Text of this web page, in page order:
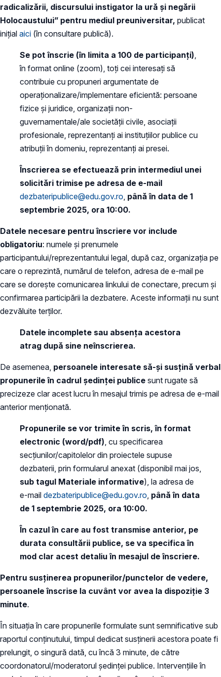
radicalizării, discursului instigator la ură și negării
Holocaustului” pentru mediul preuniversitar, publicat
inițial aici (în consultare publică).
Se pot înscrie (în limita a 100 de participanți)
în format online (zoom), toți cei interesați să
contribuie cu propuneri argumentate de
operaționalizare/implementare eficientă: persoane
fizice și juridice, organizații non-
guvernamentale/ale societății civile, asociații
profesionale, reprezentanți ai instituțiilor publice cu
atribuții în domeniu, reprezentanți ai presei.
Înscrierea se efectuează prin intermediul unei
solicitări trimise pe adresa de e-mail
dezbateripublice@edu.gov.ro până în data de 1
septembrie 2025, ora 10:00.
Datele necesare pentru înscriere vor include
obligatoriu: numele și prenumele
participantului/reprezentantului legal, după caz, organizația pe
care o reprezintă, numărul de telefon, adresa de e-mail pe
care se dorește comunicarea linkului de conectare, precum și
confirmarea participării la dezbatere. Aceste informații nu sunt
dezvăluite terților.
Datele incomplete sau absența acestora
atrag după sine neînscrierea.
De asemenea, persoanele interesate să-și susțină verbal
propunerile în cadrul ședinței publice sunt rugate să
precizeze clar acest lucru în mesajul trimis pe adresa de e-mail
anterior menționată.
Propunerile se vor trimite în scris, în format
electronic (word/pdf) , cu specificarea
secțiunilor/capitolelor din proiectele supuse
dezbaterii, prin formularul anexat (disponibil mai jos,
sub tagul Materiale informative), la adresa de
e-mail dezbateripublice@edu.gov.ro până în data
de 1 septembrie 2025, ora 10:00.
În cazul în care au fost transmise anterior, pe
durata consultării publice, se va specifica în
mod clar acest detaliu în mesajul de înscriere.
Pentru susținerea propunerilor/punctelor de vedere,
persoanele înscrise la cuvânt vor avea la dispoziție 3
minute.
În situația în care propunerile formulate sunt semnificative sub
raportul conținutului, timpul dedicat susținerii acestora poate fi
prelungit, o singură dată, cu încă 3 minute, de către
coordonatorul/moderatorul ședinței publice. Intervențiile în